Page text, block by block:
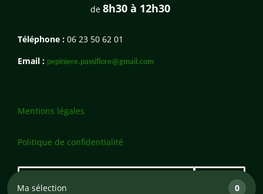
de 8h30 à 12h30
Téléphone : 06 23 50 62 01
Email : pepiniere.passiflore@gmail.com
Mentions légales
Politique de confidentialité
Ma sélection 0